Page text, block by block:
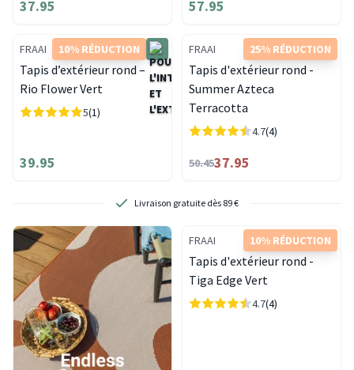
37.95 57.95
10% RÉDUCTION
FRAAI
Tapis d’extérieur rond –
Rio Flower Vert
5(1)
39.95
25% RÉDUCTION
FRAAI
Tapis d'extérieur rond -
Summer Azteca
Terracotta
4.7(4)
50.4537.95
Retours gratuits. Sans tracas, c’est pour nous.
10% RÉDUCTION
FRAAI
Tapis d'extérieur rond -
Tiga Edge Vert
4.7(4)